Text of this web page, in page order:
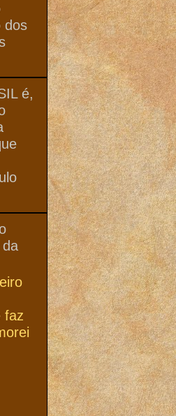
dos
é,
da
faz